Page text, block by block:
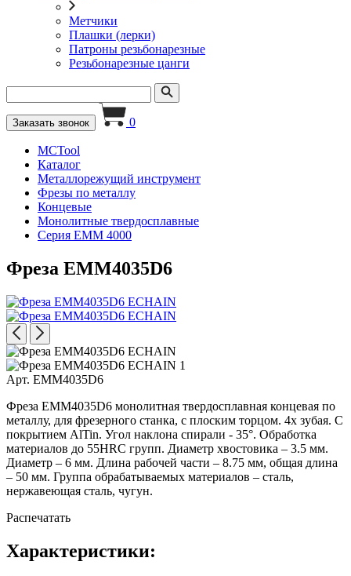
Метчики
Плашки (лерки)
Патроны резьбонарезные
Резьбонарезные цанги
Заказать звонок 0
MCTool
Каталог
Металлорежущий инструмент
Фрезы по металлу
Концевые
Монолитные твердосплавные
Серия EMM 4000
Фреза EMM4035D6
Арт. EMM4035D6
Фреза EMM4035D6 монолитная твердосплавная концевая по
металлу, для фрезерного станка, с плоским торцом. 4х зубая. С
покрытием AlTin. Угол наклона спирали - 35°. Обработка
материалов до 55HRC групп. Диаметр хвостовика – 3.5 мм.
Диаметр – 6 мм. Длина рабочей части – 8.75 мм, общая длина
– 50 мм. Группа обрабатываемых материалов – сталь,
нержавеющая сталь, чугун.
Распечатать
Характеристики: